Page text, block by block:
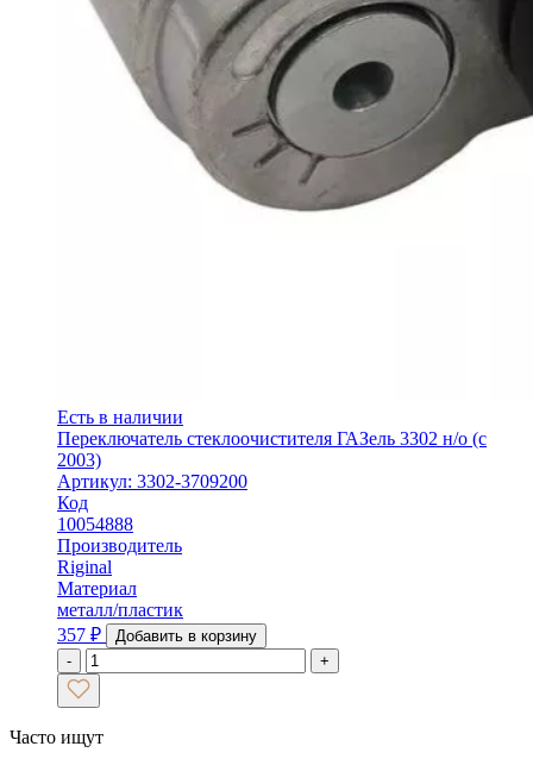
Есть в наличии
Переключатель стеклоочистителя ГАЗель 3302 н/о (с
2003)
Артикул: 3302-3709200
Код
10054888
Производитель
Riginal
Материал
металл/пластик
357 ₽
Добавить в корзину
-
+
Часто ищут